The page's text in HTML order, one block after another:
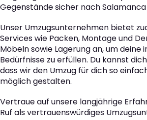
Gegenstände sicher nach
Unser Umzugsunternehmen bietet
Services wie Packen, Montage und
Möbeln sowie Lagerung an, um deine
Bedürfnisse zu erfüllen. Du kannst
dass wir den Umzug für dich so
möglich gestalten.
Vertraue auf unsere langjährige
Ruf als vertrauenswürdiges